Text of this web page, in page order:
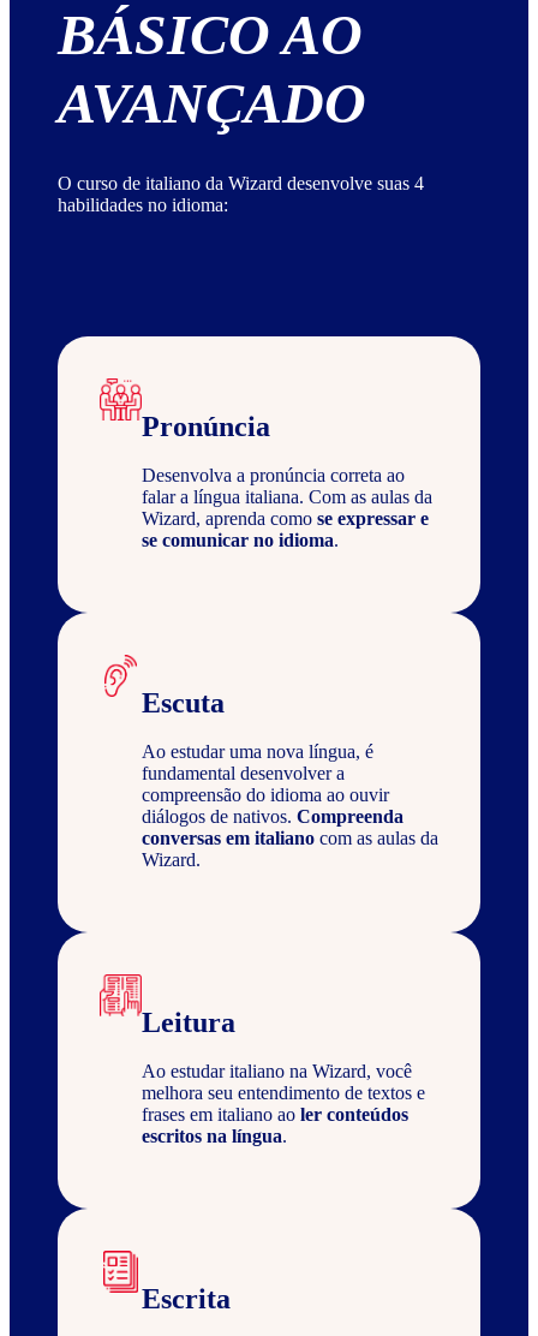
BÁSICO AO
AVANÇADO
O curso de italiano da Wizard desenvolve suas 4
habilidades no idioma:
Pronúncia
Desenvolva a pronúncia correta ao
falar a língua italiana. Com as aulas da
Wizard, aprenda como se expressar e
se comunicar no idioma.
Escuta
Ao estudar uma nova língua, é
fundamental desenvolver a
compreensão do idioma ao ouvir
diálogos de nativos. Compreenda
conversas em italiano com as aulas da
Wizard.
Leitura
Ao estudar italiano na Wizard, você
melhora seu entendimento de textos e
frases em italiano ao ler conteúdos
escritos na língua.
Escrita